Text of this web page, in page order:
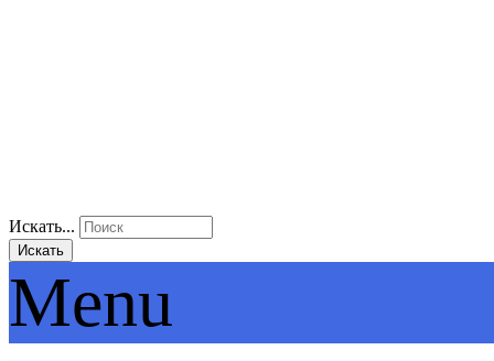
Искать...
Искать
Menu